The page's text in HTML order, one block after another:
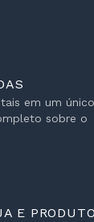
em um único
sobre o
E PRODUTO